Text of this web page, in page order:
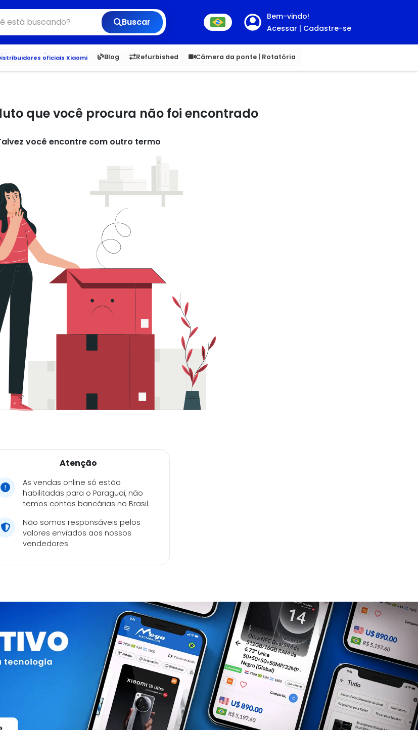
Buscar
Bem-vindo!
Acessar | Cadastre-se
oficiais Xiaomi
Blog Refurbished Câmera da ponte | Rotatória
6,050 5.20 1,900 1.00
que você procura não foi encontrado
você encontre com outro termo
Atenção
As vendas online só estão
habilitadas para o Paraguai, não
temos contas bancárias no Brasil.
Não somos responsáveis pelos
valores enviados aos nossos
vendedores.